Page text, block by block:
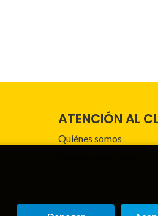
ATENCIÓN AL
Quiénes somos